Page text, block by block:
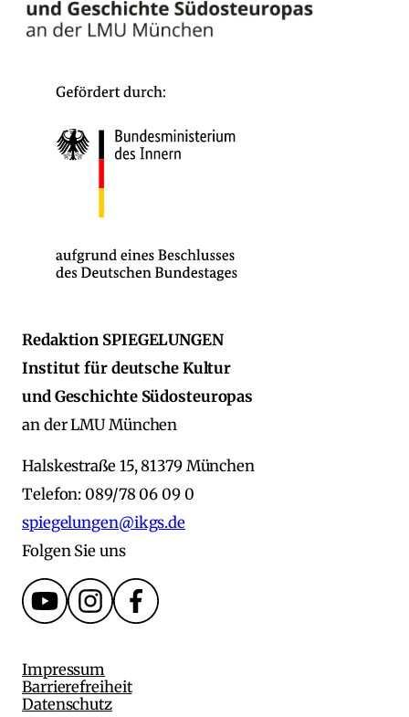
Redaktion SPIEGELUNGEN
Institut für deutsche Kultur
und Geschichte Südosteuropas
an der LMU München
Halskestraße 15, 81379 München
Telefon: 089/78 06 09 0
spiegelungen@ikgs.de
Folgen Sie uns
Impressum
Barrierefreiheit
Datenschutz